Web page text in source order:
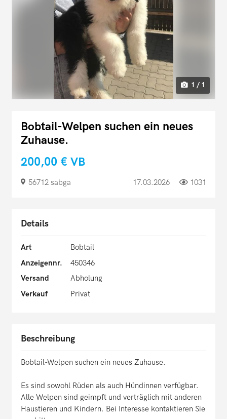
1 / 1
Bobtail-Welpen suchen ein neues
Zuhause.
200,00 € VB
56712 sabga 17.03.2026 1031
Details
Art
Bobtail
Anzeigennr.
450346
Versand
Abholung
Verkauf
Privat
Beschreibung
Bobtail-Welpen suchen ein neues Zuhause.
Es sind sowohl Rüden als auch Hündinnen verfügbar.
Alle Welpen sind geimpft und verträglich mit anderen
Haustieren und Kindern. Bei Interesse kontaktieren Sie